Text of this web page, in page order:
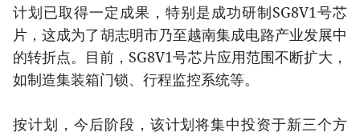
计划已取得一定成果，特别是成功研制SG8V1号芯
片，这成为了胡志明市乃至越南集成电路产业发展中
的转折点。目前，SG8V1号芯片应用范围不断扩大，
如制造集装箱门锁、行程监控系统等。
按计划，今后阶段，该计划将集中投资于新三个方